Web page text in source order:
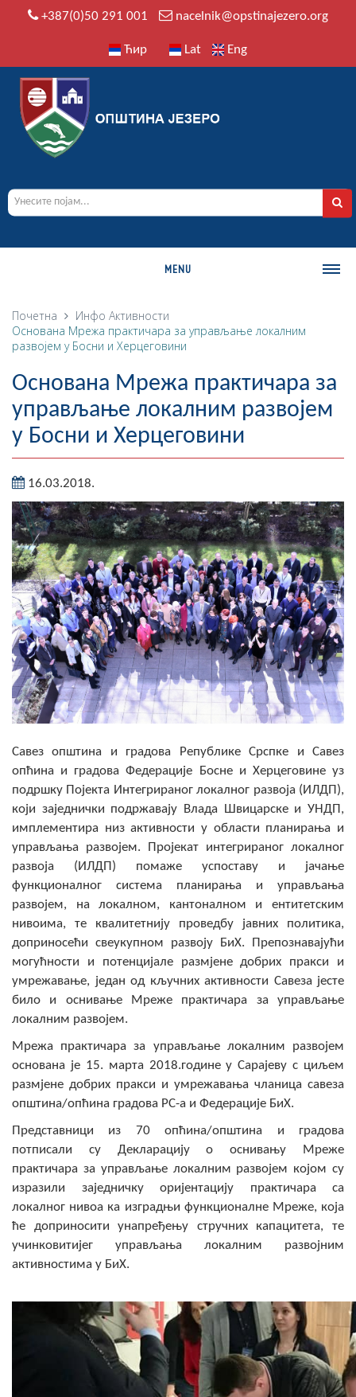
+387(0)50 291 001 nacelnik@opstinajezero.org
Ћир Lat Eng
MENU
О ОПШТИНИ
Историја
Географија
Насељена мјеста
Занимљивости
Фотогалерија
НАЧЕЛНИК
О Начелнику
Замјеник начелника
Извјештај о раду начелника
СКУПШТИНА
Статут Општине
Састав Скупштине
Службени Гласници
ОПШТИНСКА УПРАВА
ИНФО
Вијести
Активности
Јавни позиви
Обавјештења
Заштита од пожара
COVID 19
ФИНАНСИЈЕ
ПРИВРЕДА
Пољопривреда
Туризам
ЦИВИЛНА ЗАШТИТА
КОНТАКТ
Почетна Инфо Активности
Основана Мрежа практичара за управљање локалним
развојем у Босни и Херцеговини
Основана Мрежа практичара за
управљање локалним развојем
у Босни и Херцеговини
16.03.2018.
Савез општина и градова Републике Срспке и Савез
опћина и градова Федерације Босне и Херцеговине уз
подршку Појекта Интегрираног локалног развоја (ИЛДП),
који заједнички подржавају Влада Швицарске и УНДП,
имплементира низ активности у области планирања и
управљања развојем. Пројекат интегрираног локалног
развоја (ИЛДП) помаже успоставу и јачање
функционалног система планирања и управљања
развојем, на локалном, кантоналном и ентитетским
нивоима, те квалитетнију проведбу јавних политика,
доприносећи свеукупном развоју БиХ. Препознавајући
могућности и потенцијале размјене добрих пракси и
умрежавање, један од кључних активности Савеза јесте
било и оснивање Мреже практичара за управљање
локалним развојем.
Мрежа практичара за управљање локалним развојем
основана је 15. марта 2018.године у Сарајеву с циљем
размјене добрих пракси и умрежавања чланица савеза
општина/опћина градова РС-а и Федерације БиХ.
Представници из 70 опћина/општина и градова
потписали су Декларацију о оснивању Мреже
практичара за управљање локалним развојем којом су
изразили заједничку оријентацију практичара са
локалног нивоа ка изградњи функционалне Мреже, која
ће доприносити унапређењу стручних капацитета, те
учинковитијег управљања локалним развојним
активностима у БиХ.